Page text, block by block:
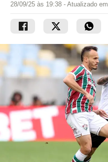
28/09/25 às 19:38 - Atualizado em